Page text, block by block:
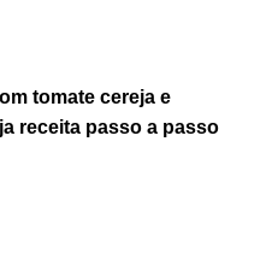
tomate cereja e
receita passo a passo